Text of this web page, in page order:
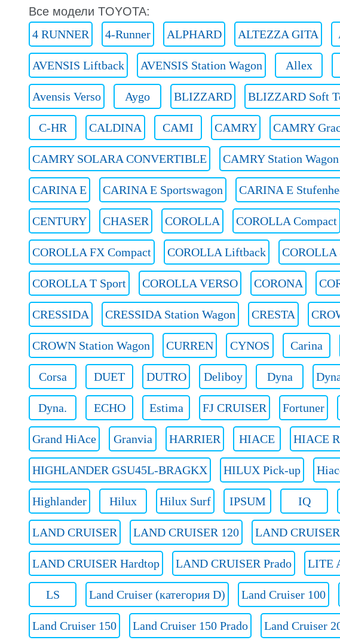
Все модели TOYOTA:
4 RUNNER
4-Runner ALPHARD ALTEZZA GITA
AVENSIS Liftback AVENSIS Station Wagon Allex
Avensis Verso Aygo BLIZZARD BLIZZARD Soft
C-HR CALDINA CAMI CAMRY CAMRY
CAMRY SOLARA CONVERTIBLE CAMRY Station Wagon
CARINA E CARINA E Sportswagon CARINA E
CENTURY CHASER COROLLA COROLLA Compact
COROLLA FX Compact COROLLA Liftback COROLLA
COROLLA T Sport COROLLA VERSO CORONA
CRESSIDA CRESSIDA Station Wagon CRESTA
CROWN Station Wagon CURREN CYNOS Carina
Corsa DUET DUTRO Deliboy Dyna
Dyna. ECHO Estima FJ CRUISER Fortuner
Grand HiAce Granvia HARRIER HIACE HIACE
HIGHLANDER GSU45L-BRAGKX HILUX Pick-up
Highlander Hilux Hilux Surf IPSUM IQ
LAND CRUISER LAND CRUISER 120 LAND
LAND CRUISER Hardtop LAND CRUISER Prado LITE
LS Land Cruiser (категория D) Land Cruiser 100
Land Cruiser 150 Land Cruiser 150 Prado Land Cruiser